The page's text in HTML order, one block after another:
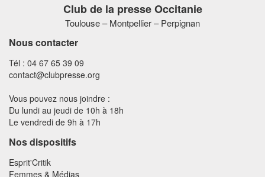
Club de la presse Occitanie
Toulouse – Montpellier – Perpignan
Nous contacter
Tél : 04 67 65 39 09
contact@clubpresse.org
Vous pouvez nous joindre :
Du lundi au jeudi de 10h à 18h
Le vendredi de 9h à 17h
Nos dispositifs
Esprit'Critik
Femmes & Médias